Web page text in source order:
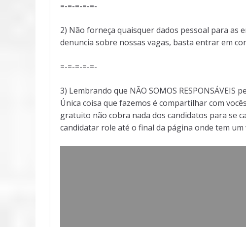
=-=-=-=-=-
2) Não forneça quaisquer dados pessoal para as
denuncia sobre nossas vagas, basta entrar em
=-=-=-=-=-
3) Lembrando que NÃO SOMOS RESPONSÁVEIS
Única coisa que fazemos é compartilhar com
gratuito não cobra nada dos candidatos para se
candidatar role até o final da página onde tem um